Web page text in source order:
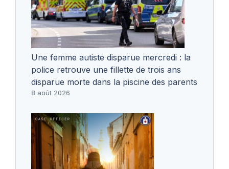
Une femme autiste disparue mercredi : la
police retrouve une fillette de trois ans
disparue morte dans la piscine des parents
8 août 2026